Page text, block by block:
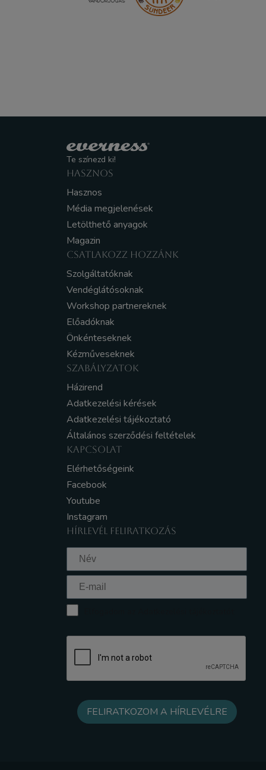
Te színezd ki!
HASZNOS
Hasznos
Média megjelenések
Letölthető anyagok
Magazin
CSATLAKOZZ HOZZÁNK
Szolgáltatóknak
Vendéglátósoknak
Workshop partnereknek
Előadóknak
Önkénteseknek
Kézműveseknek
SZABÁLYZATOK
Házirend
Adatkezelési kérések
Adatkezelési tájékoztató
Általános szerződési feltételek
KAPCSOLAT
Elérhetőségeink
Facebook
Youtube
Instagram
HÍRLEVÉL FELIRATKOZÁS